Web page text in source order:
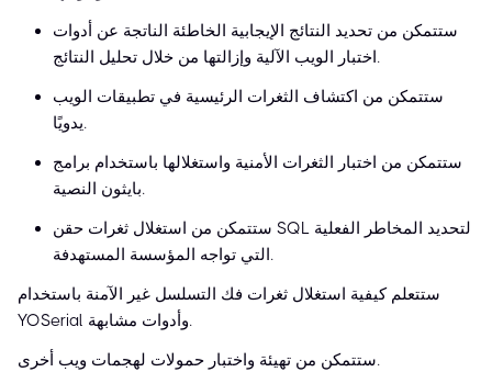
ستتمكن من تحديد النتائج الإيجابية الخاطئة الناتجة عن أدوات
اختبار الويب الآلية وإزالتها من خلال تحليل النتائج.
ستتمكن من اكتشاف الثغرات الرئيسية في تطبيقات الويب
يدويًا.
ستتمكن من اختبار الثغرات الأمنية واستغلالها باستخدام برامج
بايثون النصية.
ستتمكن من استغلال ثغرات حقن SQL لتحديد المخاطر الفعلية
التي تواجه المؤسسة المستهدفة.
ستتعلم كيفية استغلال ثغرات فك التسلسل غير الآمنة باستخدام
YOSerial وأدوات مشابهة.
ستتمكن من تهيئة واختبار حمولات لهجمات ويب أخرى.